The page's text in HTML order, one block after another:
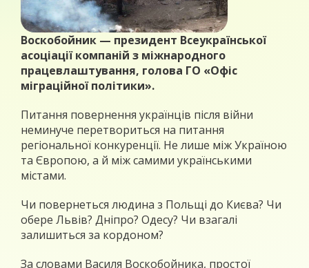
Воскобойник — президент Всеукраїнської
асоціації компаній з міжнародного
працевлаштування, голова ГО «Офіс
міграційної політики».
Питання повернення українців після війни
неминуче перетвориться на питання
регіональної конкуренції. Не лише між Україною
та Європою, а й між самими українськими
містами.
Чи повернеться людина з Польщі до Києва? Чи
обере Львів? Дніпро? Одесу? Чи взагалі
залишиться за кордоном?
За словами Василя Воскобойника, простої